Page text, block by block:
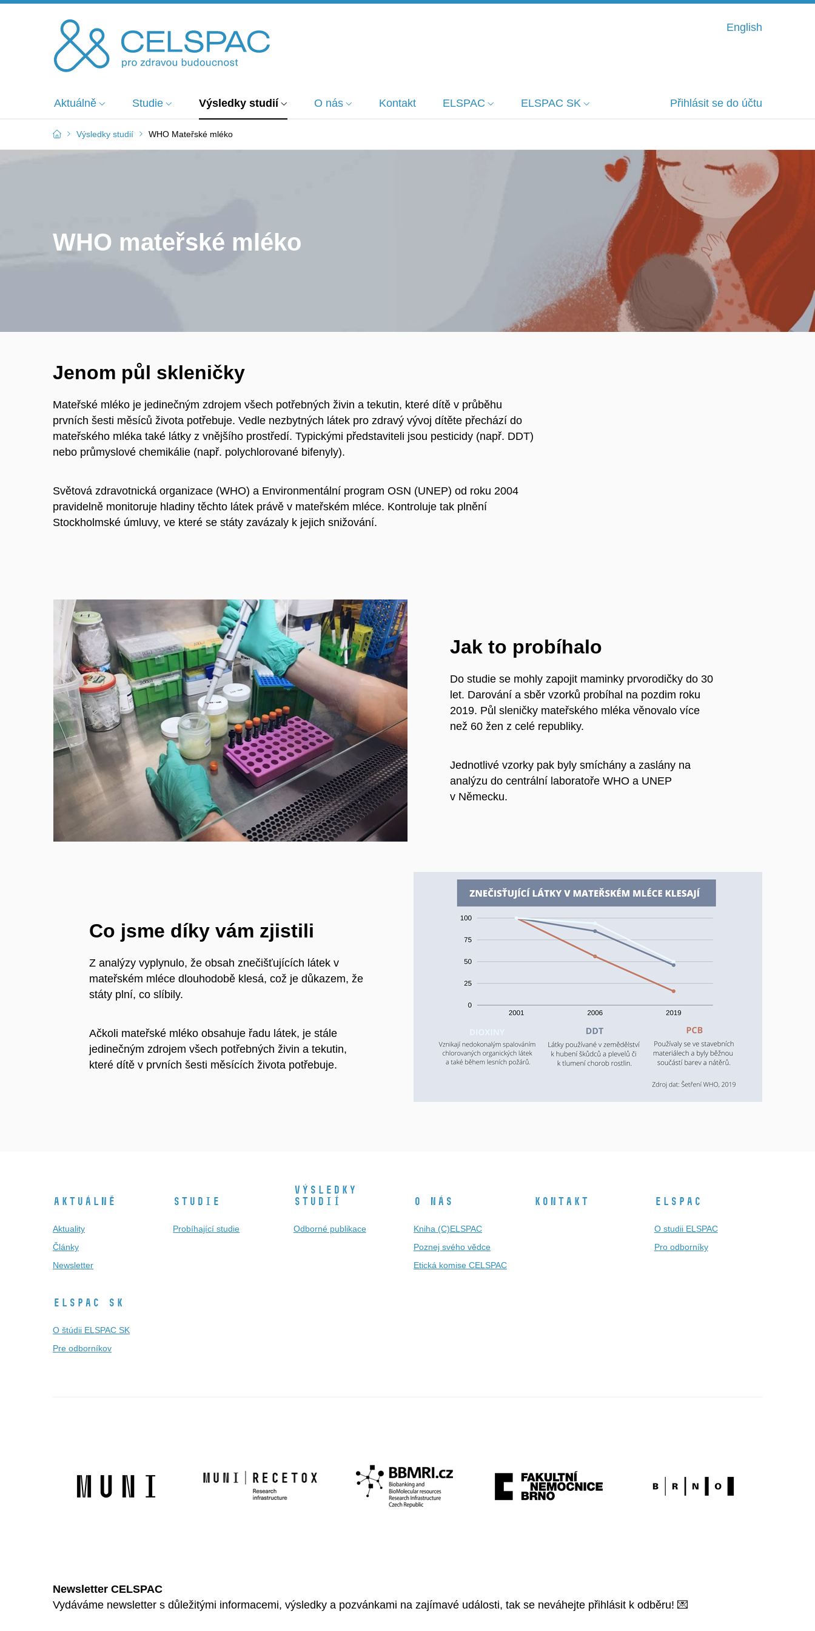
English
Aktuálně Studie Výsledky studií O nás Kontakt ELSPAC ELSPAC SK Přihlásit se do účtu
Výsledky studií WHO Mateřské mléko
WHO mateřské mléko
Jenom půl skleničky
Mateřské mléko je jedinečným zdrojem všech potřebných živin a tekutin, které dítě v průběhu
prvních šesti měsíců života potřebuje. Vedle nezbytných látek pro zdravý vývoj dítěte přechází do
mateřského mléka také látky z vnějšího prostředí. Typickými představiteli jsou pesticidy (např. DDT)
nebo průmyslové chemikálie (např. polychlorované bifenyly).
Světová zdravotnická organizace (WHO) a Environmentální program OSN (UNEP) od roku 2004
pravidelně monitoruje hladiny těchto látek právě v mateřském mléce. Kontroluje tak plnění
Stockholmské úmluvy, ve které se státy zavázaly k jejich snižování.
Jak to probíhalo
Do studie se mohly zapojit maminky prvorodičky do 30
let. Darování a sběr vzorků probíhal na pozdim roku
2019. Půl sleničky mateřského mléka věnovalo více
než 60 žen z celé republiky.
Jednotlivé vzorky pak byly smíchány a zaslány na
analýzu do centrální laboratoře WHO a UNEP
v Německu.
Co jsme díky vám zjistili
Z analýzy vyplynulo, že obsah znečišťujících látek v
mateřském mléce dlouhodobě klesá, což je důkazem, že
státy plní, co slíbily.
Ačkoli mateřské mléko obsahuje řadu látek, je stále
jedinečným zdrojem všech potřebných živin a tekutin,
které dítě v prvních šesti měsících života potřebuje.
Aktuálně
Aktuality
Články
Newsletter
Studie
Probíhající studie
Výsledky
studií
Odborné publikace
O nás
Kniha (C)ELSPAC
Poznej svého vědce
Etická komise CELSPAC
Kontakt ELSPAC
O studii ELSPAC
Pro odborníky
ELSPAC SK
O štúdii ELSPAC SK
Pre odborníkov
Newsletter CELSPAC
Vydáváme newsletter s důležitými informacemi, výsledky a pozvánkami na zajímavé události, tak se neváhejte přihlásit k odběru! 💌